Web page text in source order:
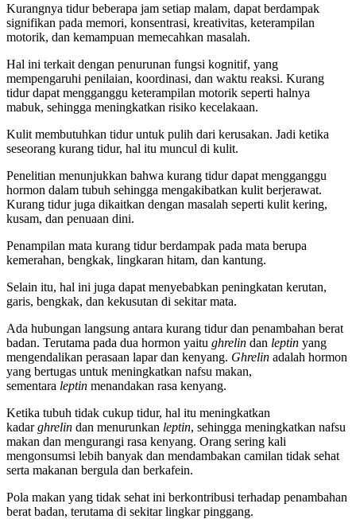
Kurangnya tidur beberapa jam setiap malam, dapat berdampak
signifikan pada memori, konsentrasi, kreativitas, keterampilan
motorik, dan kemampuan memecahkan masalah.
Hal ini terkait dengan penurunan fungsi kognitif, yang
mempengaruhi penilaian, koordinasi, dan waktu reaksi. Kurang
tidur dapat mengganggu keterampilan motorik seperti halnya
mabuk, sehingga meningkatkan risiko kecelakaan.
Kulit membutuhkan tidur untuk pulih dari kerusakan. Jadi ketika
seseorang kurang tidur, hal itu muncul di kulit.
Penelitian menunjukkan bahwa kurang tidur dapat mengganggu
hormon dalam tubuh sehingga mengakibatkan kulit berjerawat.
Kurang tidur juga dikaitkan dengan masalah seperti kulit kering,
kusam, dan penuaan dini.
Penampilan mata kurang tidur berdampak pada mata berupa
kemerahan, bengkak, lingkaran hitam, dan kantung.
Selain itu, hal ini juga dapat menyebabkan peningkatan kerutan,
garis, bengkak, dan kekusutan di sekitar mata.
Ada hubungan langsung antara kurang tidur dan penambahan berat
badan. Terutama pada dua hormon yaitu ghrelin dan leptin yang
mengendalikan perasaan lapar dan kenyang. Ghrelin adalah hormon
yang bertugas untuk meningkatkan nafsu makan,
sementara leptin menandakan rasa kenyang.
Ketika tubuh tidak cukup tidur, hal itu meningkatkan
kadarghrelin dan menurunkan leptin, sehingga meningkatkan nafsu
makan dan mengurangi rasa kenyang. Orang sering kali
mengonsumsi lebih banyak dan mendambakan camilan tidak sehat
serta makanan bergula dan berkafein.
Pola makan yang tidak sehat ini berkontribusi terhadap penambahan
berat badan, terutama di sekitar lingkar pinggang.